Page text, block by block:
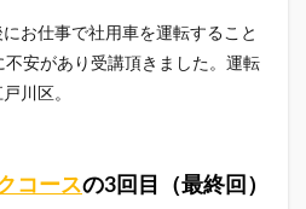
お仕事で社用車を運転すること
安があり受講頂きました。運転
川区。
コースの3回目（最終回）